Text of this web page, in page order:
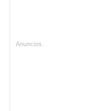
Anuncios.